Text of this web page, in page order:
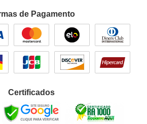
de Pagamento
Certificados